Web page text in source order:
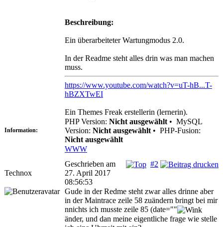
Beschreibung:
Ein überarbeiteter Wartungmodus 2.0.
In der Readme steht alles drin was man machen
muss.
https://www.youtube.com/watch?v=uT-hB...T-
hBZXTwEI
Ein Themes Freak erstellerin (lernerin).
Information:
PHP Version: Nicht ausgewählt • MySQL
Version: Nicht ausgewählt • PHP-Fusion:
Nicht ausgewählt
WWW
Technox
#2
Geschrieben am
27. April 2017
08:56:53
Gude in der Redme steht zwar alles drinne aber
in der Maintrace zeile 58 zuändern bringt bei mir
nnichts ich musste zeile 85 (date=""
änder, und dan meine eigentliche frage wie stelle